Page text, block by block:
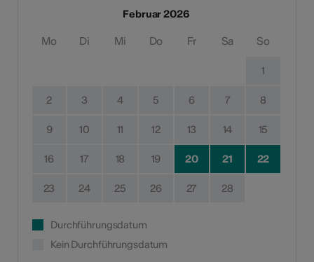
Februar 2026
Mo Di Mi Do Fr Sa So
1
2 3 4 5 6 7 8
9 10 11 12 13 14 15
16 17 18 19 20 21 22
23 24 25 26 27 28
Durchführungsdatum
Kein Durchführungsdatum